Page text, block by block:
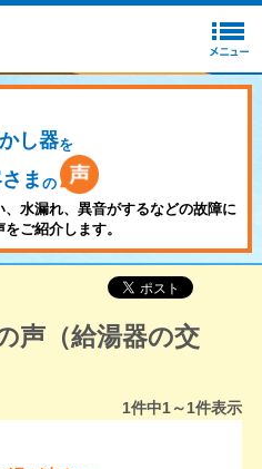
し器を
ま の
水漏れ、異音がするなどの故障に
ご紹介します。
声（給湯器の交
1件中1～1件表示